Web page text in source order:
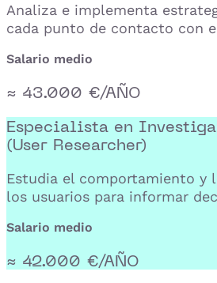
Analiza e implementa
cada punto de contacto con
Salario medio
≈ 43.000 €/AÑO
Especialista en
(User Researcher)
Estudia el comportamiento y
los usuarios para informar
Salario medio
≈ 42.000 €/AÑO